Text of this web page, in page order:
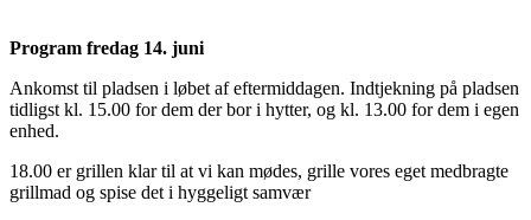
Program fredag 14. juni
Ankomst til pladsen i løbet af eftermiddagen. Indtjekning på pladsen
tidligst kl. 15.00 for dem der bor i hytter, og kl. 13.00 for dem i egen
enhed.
18.00 er grillen klar til at vi kan mødes, grille vores eget medbragte
grillmad og spise det i hyggeligt samvær